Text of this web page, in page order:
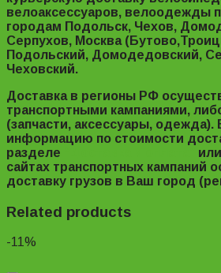
велоаксессуаров, велоодежды
городам Подольск, Чехов,
Серпухов, Москва
Подольский, Домодедовский,
Чеховский.
Доставка в регионы РФ
транспортными кампаниями,
(запчасти, аксессуары,
информацию по стоимости
разделе
сайтах транспортных кампаний
доставку грузов в Ваш город
Related products
-11%